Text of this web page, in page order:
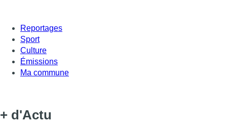
Reportages
Sport
Culture
Émissions
Ma commune
+ d'Actu